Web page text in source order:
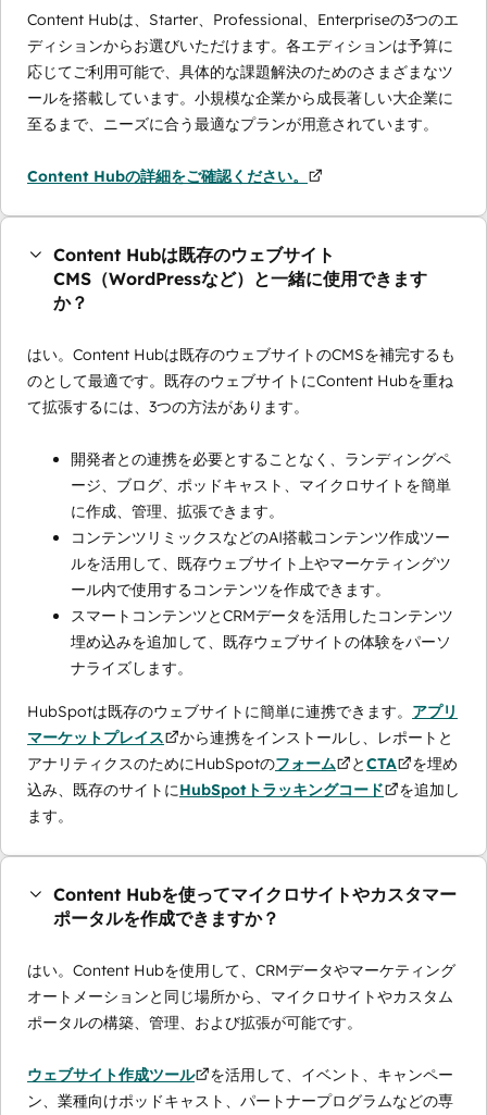
Content Hubは、Starter、Professional、Enterpriseの3つのエ
ディションからお選びいただけます。各エディションは予算に
応じてご利用可能で、具体的な課題解決のためのさまざまなツ
ールを搭載しています。小規模な企業から成長著しい大企業に
至るまで、ニーズに合う最適なプランが用意されています。
Content Hubの詳細をご確認ください。
Content Hubは既存のウェブサイト
CMS（WordPressなど）と一緒に使用できます
か？
はい。Content Hubは既存のウェブサイトのCMSを補完するも
のとして最適です。既存のウェブサイトにContent Hubを重ね
て拡張するには、3つの方法があります。
開発者との連携を必要とすることなく、ランディングペ
ージ、ブログ、ポッドキャスト、マイクロサイトを簡単
に作成、管理、拡張できます。
コンテンツリミックスなどのAI搭載コンテンツ作成ツー
ルを活用して、既存ウェブサイト上やマーケティングツ
ール内で使用するコンテンツを作成できます。
スマートコンテンツとCRMデータを活用したコンテンツ
埋め込みを追加して、既存ウェブサイトの体験をパーソ
ナライズします。
HubSpotは既存のウェブサイトに簡単に連携できます。 アプリ
マーケットプレイス
から連携をインストールし、レポートと
アナリティクスのためにHubSpotのフォーム とCTA
を埋め
込み、既存のサイトにHubSpotトラッキングコード
を追加し
ます。
Content Hubを使ってマイクロサイトやカスタマー
ポータルを作成できますか？
はい。Content Hubを使用して、CRMデータやマーケティング
オートメーションと同じ場所から、マイクロサイトやカスタム
ポータルの構築、管理、および拡張が可能です。
ウェブサイト作成ツール
を活用して、イベント、キャンペー
ン、業種向けポッドキャスト、パートナープログラムなどの専